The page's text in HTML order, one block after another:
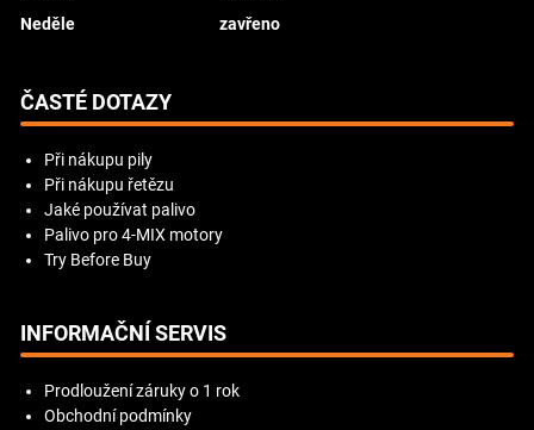
Neděle
zavřeno
ČASTÉ DOTAZY
Při nákupu pily
Při nákupu řetězu
Jaké používat palivo
Palivo pro 4-MIX motory
Try Before Buy
INFORMAČNÍ SERVIS
Prodloužení záruky o 1 rok
Obchodní podmínky